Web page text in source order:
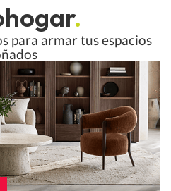
.
para armar tus espacios